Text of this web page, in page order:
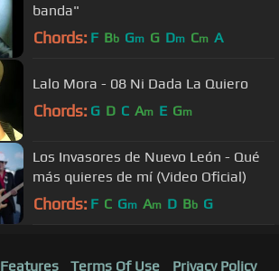
banda"
Chords: F Bb Gm G Dm Cm A
Lalo Mora - 08 Ni Dada La Quiero
Chords: G D C Am E Gm
Los Invasores de Nuevo León - Qué
más quieres de mí (Video Oficial)
Chords: F C Gm Am D Bb G
Features Terms Of Use Privacy Policy